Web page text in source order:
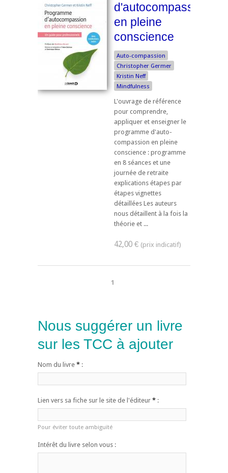
d'autocompassion
en pleine
conscience
Auto-compassion
Christopher Germer
Kristin Neff
Mindfulness
L'ouvrage de référence
pour comprendre,
appliquer et enseigner le
programme d'auto-
compassion en pleine
conscience : programme
en 8 séances et une
journée de retraite
explications étapes par
étapes vignettes
détaillées Les auteurs
nous détaillent à la fois la
théorie et ...
42,00 €
1
Nous suggérer un livre
sur les TCC à ajouter
Nom du livre * :
Lien vers sa fiche sur le site de l'éditeur * :
Pour éviter toute ambiguïté
Intérêt du livre selon vous :